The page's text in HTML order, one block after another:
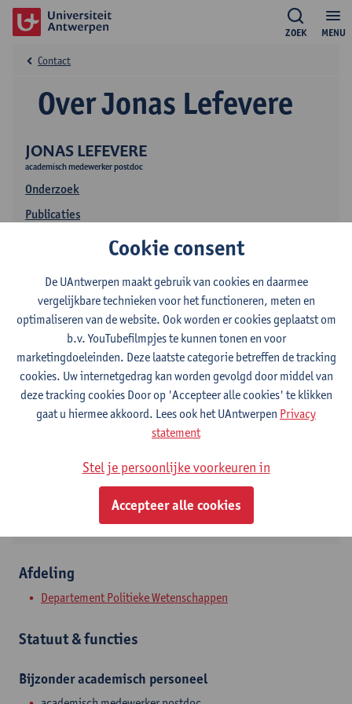
MENU
ZOEK
JONAS LEFEVERE
academisch medewerker postdoc
Onderzoek
Publicaties
Over Jonas Lefevere
Contact
Contact
Stadscampus
Lange Nieuwstraat 55
2000 Antwerpen, BEL
Afdeling
Departement Politieke Wetenschappen
Statuut & functies
Bijzonder academisch personeel
Cookie consent
De UAntwerpen maakt gebruik van cookies en daarmee
vergelijkbare technieken voor het functioneren, meten en
optimaliseren van de website. Ook worden er cookies geplaatst om
b.v. YouTubefilmpjes te kunnen tonen en voor
marketingdoeleinden. Deze laatste categorie betreffen de tracking
cookies. Uw internetgedrag kan worden gevolgd door middel van
deze tracking cookies Door op 'Accepteer alle cookies' te klikken
gaat u hiermee akkoord. Lees ook het UAntwerpen Privacy
statement
Stel je persoonlijke voorkeuren in
Accepteer alle cookies